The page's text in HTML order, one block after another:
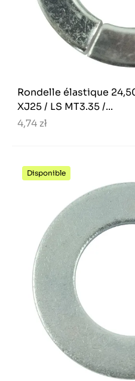
Rondelle élastique
XJ25 / LS MT3.35 /...
4,74 zł
Disponible